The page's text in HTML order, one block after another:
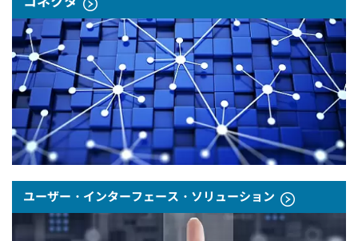
ユーザー・インターフェース・ソリューション